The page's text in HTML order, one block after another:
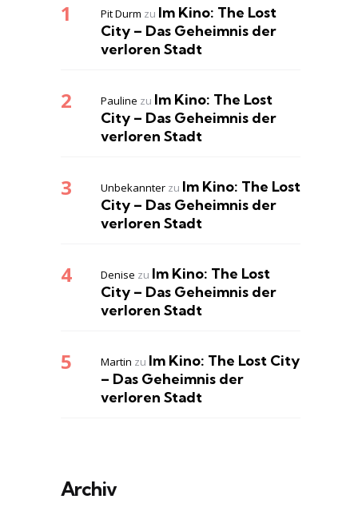
Pit Durm zu Im Kino: The Lost
City – Das Geheimnis der
verloren Stadt
Pauline zu Im Kino: The Lost
City – Das Geheimnis der
verloren Stadt
Unbekannter zu Im Kino: The Lost
City – Das Geheimnis der
verloren Stadt
Denise zu Im Kino: The Lost
City – Das Geheimnis der
verloren Stadt
Martin zu Im Kino: The Lost City
– Das Geheimnis der
verloren Stadt
Archiv